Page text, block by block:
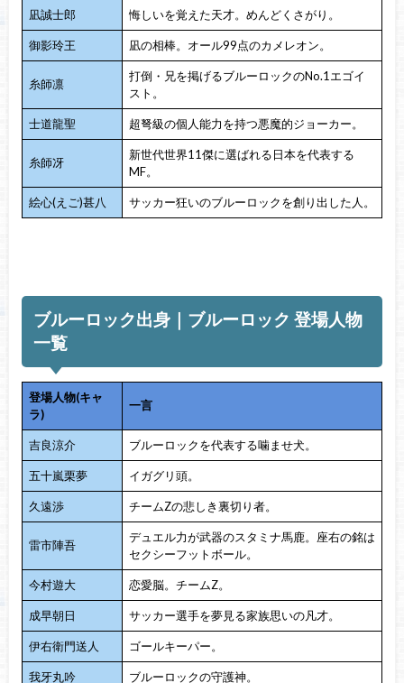
凪誠士郎 悔しいを覚えた天才。めんどくさがり。
御影玲王 凪の相棒。オール99点のカメレオン。
糸師凛
打倒・兄を掲げるブルーロックのNo.1エゴイ
スト。
士道龍聖 超弩級の個人能力を持つ悪魔的ジョーカー。
糸師冴
新世代世界11傑に選ばれる日本を代表する
MF。
絵心(えご)甚八 サッカー狂いのブルーロックを創り出した人。
ブルーロック出身｜ブルーロック 登場人物
一覧
登場人物(キャ
ラ)
一言
吉良涼介 ブルーロックを代表する噛ませ犬。
五十嵐栗夢 イガグリ頭。
久遠渉 チームZの悲しき裏切り者。
雷市陣吾
デュエル力が武器のスタミナ馬鹿。座右の銘は
セクシーフットボール。
今村遊大 恋愛脳。チームZ。
成早朝日 サッカー選手を夢見る家族思いの凡才。
伊右衛門送人 ゴールキーパー。
我牙丸吟 ブルーロックの守護神。